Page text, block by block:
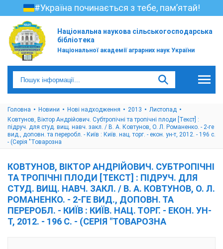
#Україна починається з тебе, пам’ятай!
Національна наукова сільськогосподарська
бібліотека
Національної академії аграрних наук України
Головна Новини Нові надходження 2013
Листопад
Ковтунов, Віктор Андрійович. Субтропічні та тропічні плоди [Текст] :
підруч. для студ. вищ. навч. закл. / В. А. Ковтунов, О. Л. Романенко. - 2-ге
вид., доповн. та переробл. - Київ : Київ. нац. торг. - екон. ун-т, 2012. - 196 с.
- (Серія "Товарозна
КОВТУНОВ, ВІКТОР АНДРІЙОВИЧ. СУБТРОПІЧНІ
ТА ТРОПІЧНІ ПЛОДИ [ТЕКСТ] : ПІДРУЧ. ДЛЯ
СТУД. ВИЩ. НАВЧ. ЗАКЛ. / В. А. КОВТУНОВ, О. Л.
РОМАНЕНКО. - 2-ГЕ ВИД., ДОПОВН. ТА
ПЕРЕРОБЛ. - КИЇВ : КИЇВ. НАЦ. ТОРГ. - ЕКОН. УН-
Т, 2012. - 196 С. - (СЕРІЯ "ТОВАРОЗНА